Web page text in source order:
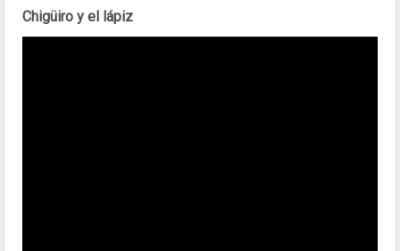
Chigüiro y el lápiz